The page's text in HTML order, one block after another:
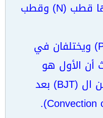
قلنا بالميكرون وعلى جنبيها قطب (N) وقطب
و هو نوعين (NPN) و (PNP) ويختلفان في
أن الأول هو
الأفضل و أخر ما اكتشف من ال (BJT) بعد